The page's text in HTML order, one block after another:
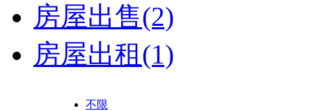
房屋出售(2)
房屋出租(1)
不限